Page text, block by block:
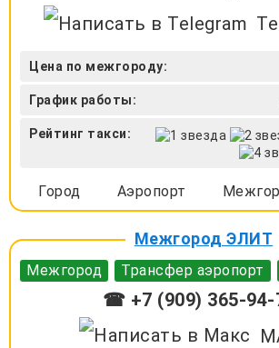
Цена по межгороду:
График работы:
Рейтинг такси:
Город Аэропорт
Межгород ЭЛИТ
Межгород Трансфер аэропорт
☎ +7 (909) 365-94-